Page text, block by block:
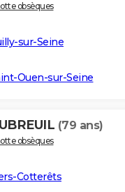
obsèques
sur-Seine
Ouen-sur-Seine
(79 ans)
obsèques
Cotterêts